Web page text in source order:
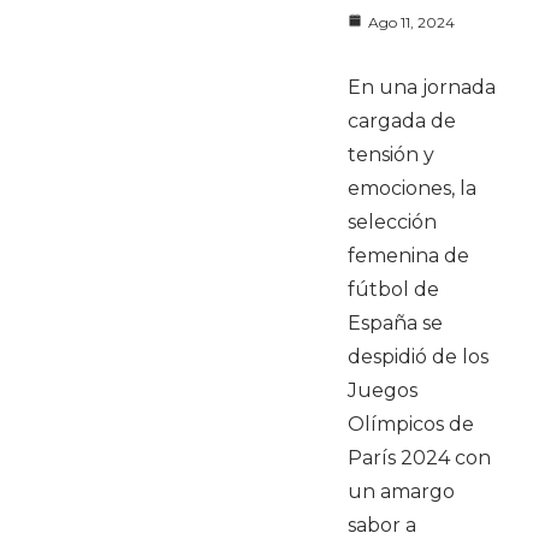
Ago 11, 2024
En una jornada
cargada de
tensión y
emociones, la
selección
femenina de
fútbol de
España se
despidió de los
Juegos
Olímpicos de
París 2024 con
un amargo
sabor a